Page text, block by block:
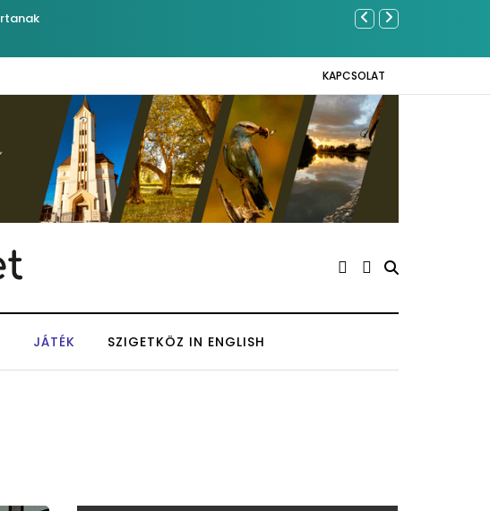
Sose becsüljük
KAPCSOLAT
JÁTÉK SZIGETKÖZ IN ENGLISH